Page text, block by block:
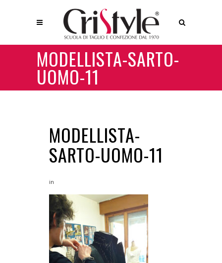
MODELLISTA-SARTO-
UOMO-11
MODELLISTA-
SARTO-UOMO-11
in